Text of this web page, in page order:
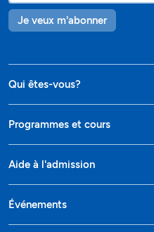
Je veux m'abonner
Qui êtes-vous?
Programmes et cours
Aide à l'admission
Événements